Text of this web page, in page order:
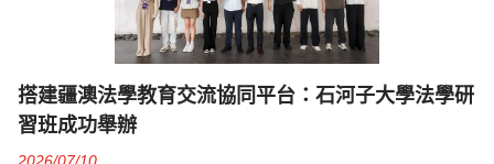
搭建疆澳法學教育交流協同平台：石河子大學法學研
習班成功舉辦